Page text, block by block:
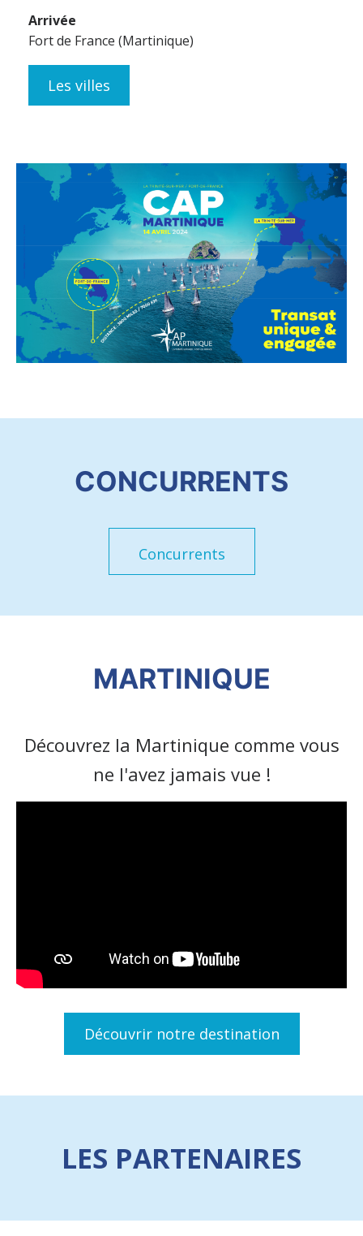
Arrivée
Fort de France (Martinique)
Les villes
CONCURRENTS
Concurrents
MARTINIQUE
Découvrez la Martinique comme vous
ne l'avez jamais vue !
Découvrir notre destination
LES PARTENAIRES